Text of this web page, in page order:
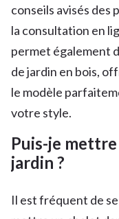
conseils avisés des
la consultation en
permet également
de jardin en bois,
le modèle
votre style.
Puis-je
jardin ?
Il est fréquent de